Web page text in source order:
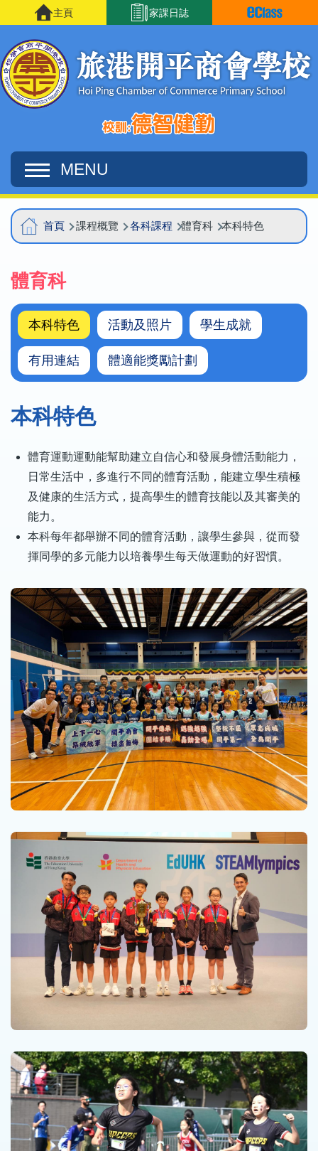
移至主內容 家課日誌
主頁
MENU
Main
navigation
導
航
連
結
首頁 課程概覽 各科課程 體育科 本科特色
體育科
本科特色 活動及照片 學生成就
有用連結 體適能獎勵計劃
本科特色
體育運動運動能幫助建立自信心和發展身體活動能力，
日常生活中，多進行不同的體育活動，能建立學生積極
及健康的生活方式，提高學生的體育技能以及其審美的
能力。
本科每年都舉辦不同的體育活動，讓學生參與，從而發
揮同學的多元能力以培養學生每天做運動的好習慣。